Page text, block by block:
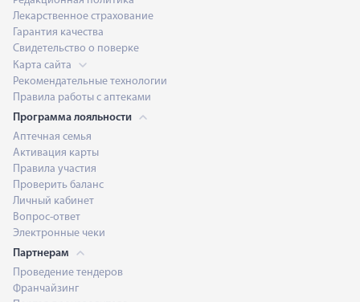
Лекарственное страхование
Гарантия качества
Свидетельство о поверке
Карта сайта
Рекомендательные технологии
Правила работы с аптеками
Программа лояльности
Аптечная семья
Активация карты
Правила участия
Проверить баланс
Личный кабинет
Вопрос-ответ
Электронные чеки
Партнерам
Проведение тендеров
Франчайзинг